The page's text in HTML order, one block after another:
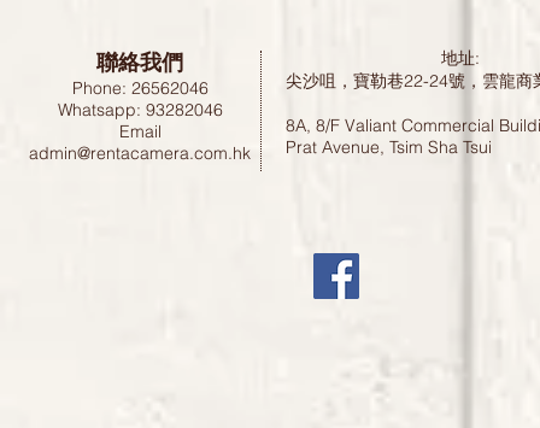
聯絡我們
Phone: 26562046
Whatsapp: 93282046
Email
admin@rentacamera.com.hk
地址:
尖沙咀，寶勒巷22-24號，雲龍
8A, 8/F Valiant Commercial
Prat Avenue, Tsim Sha Tsui